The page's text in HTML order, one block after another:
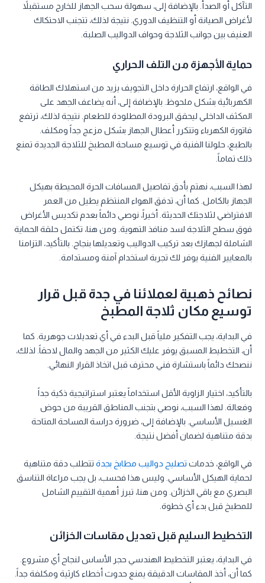
التآكل أو الصدأ. بالإضافة إلى، سهولة سحب الجهاز للخارج مستقبلاً
لأغراض الصيانة أو التنظيف الدوري. نتيجة لذلك، تتجنب الاحتكاك
العنيف بين جوانب الثلاجة وحواف الدواليب الصلبة.
حماية الأجهزة من التلف الحراري
في الواقع، ارتفاع الحرارة داخل التجويف يزيد من استهلاك الطاقة
الكهربائية بشكل ملحوظ. بالإضافة إلى، أنه يضاعف الجهد على
المكثف الداخلي ليحقق البرودة المطلودة للطعام. نتيجة لذلك، ترتفع
فاتورة الكهرباء وتتكرر أعطال الجهاز بشكل مزعج جداً ومكلف.
بالطبع، حلولنا الفنية في توسيع مساحة المطبخ للثلاجة الجديدة تمنع
ذلك تماماً.
لهذا السبب، نهتم بأدق تفاصيل المسافات الحرة المحيطة بهيكل
الجهاز بالكامل. كما أن، تدفق الهواء المنتظم يطيل من العمر
الافتراضي لثلاجتك الحديثة. أخيراً، نوصي دائماً بعدم تكديس الأغراض
فوق سطح الثلاجة لسد منافذ التهوية. ومن هنا، تكتمل حلقة الحماية
الشاملة لجهازك بعد تركيب الدواليب وتعديلها بنجاح. بالتأكيد، التزامنا
بالمعايير الفنية يوفر لك تجربة استخدام آمنة ومستدامة.
نصائح ذهبية لعملائنا في جدة قبل قرار
توسيع مكان ثلاجة المطبخ
في البداية، يجب التفكير ملياً قبل البدء في أي تعديلات جوهرية. كما
أن، التخطيط المسبق يوفر عليك الكثير من الجهد والمال لاحقاً. لذلك،
ننصحك دائماً باستشارة فني محترف قبل اتخاذ القرار النهائي.
بالتأكيد، اختيار الزاوية الأقل استخداماً يعتبر استراتيجية ذكية جداً
وفعالة. لهذا السبب، نوصي بتجنب المناطق القريبة من حوض
الغسيل الأساسي. بالإضافة إلى، ضرورة دراسة المساحة المتاحة
بدقة متناهية لضمان أفضل نتيجة.
في الواقع، خدمات تصليح دواليب مطابخ بجدة تتطلب دقة متناهية
لحماية الهيكل الأساسي. وليس هذا فحسب، بل يجب مراعاة التناسق
البصري مع باقي الخزائن. ومن هنا، تبرز أهمية التقييم الشامل
للمطبخ قبل بدء أي خطوة.
التخطيط السليم قبل تعديل مقاسات الخزائن
في البداية، يعتبر التخطيط الهندسي حجر الأساس لنجاح أي مشروع.
كما أن، أخذ المقاسات الدقيقة يمنع حدوث أخطاء كارثية ومكلفة جداً.